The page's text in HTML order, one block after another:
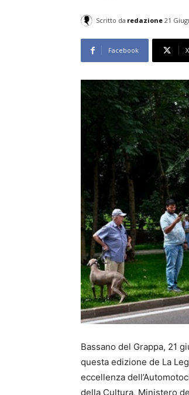
Scritto da redazione 21
Facebook X
Bassano del Grappa, 21
questa edizione de La
eccellenza
della Cultura, Ministero